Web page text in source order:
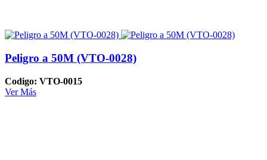
Peligro a 50M (VTO-0028)
Codigo: VTO-0015
Ver Más